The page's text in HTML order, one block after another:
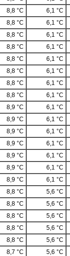
8,8 °C 6,1 °C
8,8 °C 6,1 °C
8,8 °C 6,1 °C
8,8 °C 6,1 °C
8,8 °C 6,1 °C
8,8 °C 6,1 °C
8,8 °C 6,1 °C
8,8 °C 6,1 °C
8,9 °C 6,1 °C
8,9 °C 6,1 °C
8,9 °C 6,1 °C
8,9 °C 6,1 °C
8,9 °C 6,1 °C
8,9 °C 6,1 °C
8,9 °C 6,1 °C
8,8 °C 5,6 °C
8,8 °C 5,6 °C
8,8 °C 5,6 °C
8,8 °C 5,6 °C
8,8 °C 5,6 °C
8,7 °C 5,6 °C